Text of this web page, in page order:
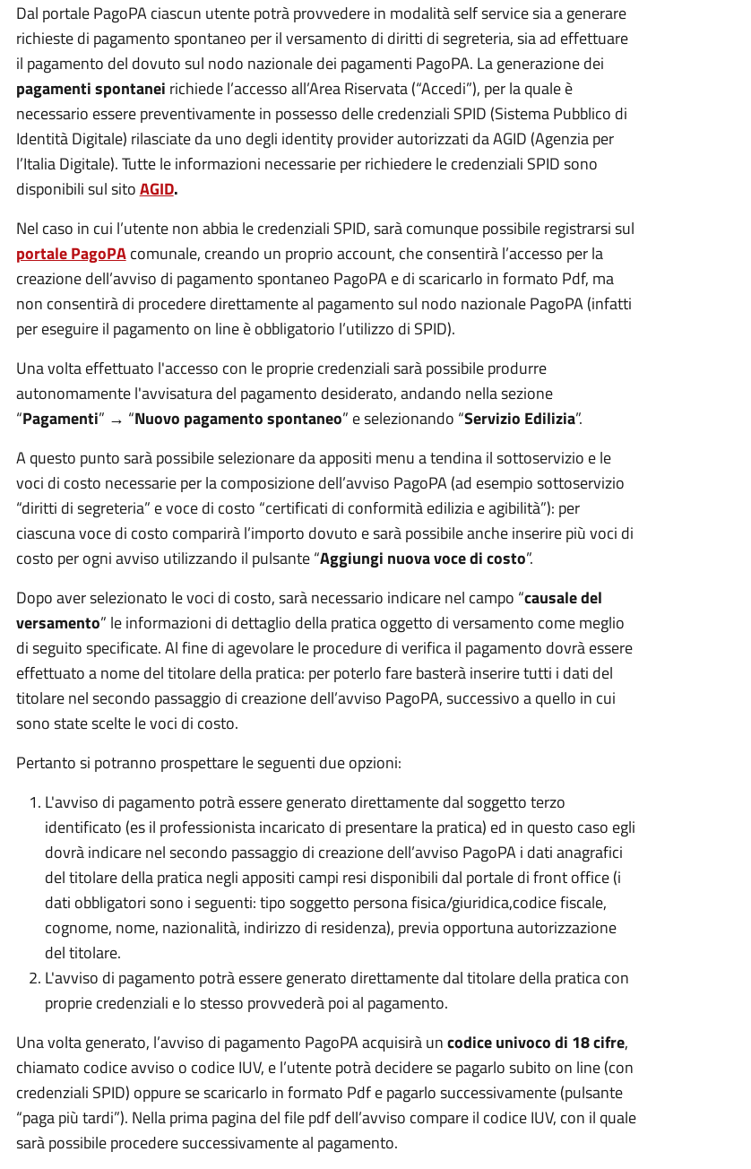
Dal portale PagoPA ciascun utente potrà provvedere in modalità self service sia a generare
richieste di pagamento spontaneo per il versamento di diritti di segreteria, sia ad effettuare
il pagamento del dovuto sul nodo nazionale dei pagamenti PagoPA. La generazione dei
pagamenti spontanei richiede l’accesso all’Area Riservata (“Accedi”), per la quale è
necessario essere preventivamente in possesso delle credenziali SPID (Sistema Pubblico di
Identità Digitale) rilasciate da uno degli identity provider autorizzati da AGID (Agenzia per
l’Italia Digitale). Tutte le informazioni necessarie per richiedere le credenziali SPID sono
disponibili sul sitoAGID.
Nel caso in cui l’utente non abbia le credenziali SPID, sarà comunque possibile registrarsi sul
portale PagoPAcomunale, creando un proprio account, che consentirà l’accesso per la
creazione dell’avviso di pagamento spontaneo PagoPA e di scaricarlo in formato Pdf, ma
non consentirà di procedere direttamente al pagamento sul nodo nazionale PagoPA (infatti
per eseguire il pagamento on line è obbligatorio l’utilizzo di SPID).
Una volta effettuato l'accesso con le proprie credenziali sarà possibile produrre
autonomamente l'avvisatura del pagamento desiderato, andando nella sezione
“Pagamenti” → “Nuovo pagamento spontaneo” e selezionando “Servizio Edilizia”.
A questo punto sarà possibile selezionare da appositi menu a tendina il sottoservizio e le
voci di costo necessarie per la composizione dell’avviso PagoPA (ad esempio sottoservizio
“diritti di segreteria” e voce di costo “certificati di conformità edilizia e agibilità”): per
ciascuna voce di costo comparirà l’importo dovuto e sarà possibile anche inserire più voci di
costo per ogni avviso utilizzando il pulsante “Aggiungi nuova voce di costo”.
Dopo aver selezionato le voci di costo, sarà necessario indicare nel campo “causale del
versamento” le informazioni di dettaglio della pratica oggetto di versamento come meglio
di seguito specificate. Al fine di agevolare le procedure di verifica il pagamento dovrà essere
effettuato a nome del titolare della pratica: per poterlo fare basterà inserire tutti i dati del
titolare nel secondo passaggio di creazione dell’avviso PagoPA, successivo a quello in cui
sono state scelte le voci di costo.
Pertanto si potranno prospettare le seguenti due opzioni:
L'avviso di pagamento potrà essere generato direttamente dal soggetto terzo
identificato (es il professionista incaricato di presentare la pratica) ed in questo caso egli
dovrà indicare nel secondo passaggio di creazione dell’avviso PagoPA i dati anagrafici
del titolare della pratica negli appositi campi resi disponibili dal portale di front office (i
dati obbligatori sono i seguenti: tipo soggetto persona fisica/giuridica,codice fiscale,
cognome, nome, nazionalità, indirizzo di residenza), previa opportuna autorizzazione
del titolare.
L'avviso di pagamento potrà essere generato direttamente dal titolare della pratica con
proprie credenziali e lo stesso provvederà poi al pagamento.
Una volta generato, l’avviso di pagamento PagoPA acquisirà uncodice univoco di 18 cifre,
chiamato codice avviso o codice IUV, e l’utente potrà decidere se pagarlo subito on line (con
credenziali SPID) oppure se scaricarlo in formato Pdf e pagarlo successivamente (pulsante
“paga più tardi”). Nella prima pagina del file pdf dell’avviso compare il codice IUV, con il quale
sarà possibile procedere successivamente al pagamento.